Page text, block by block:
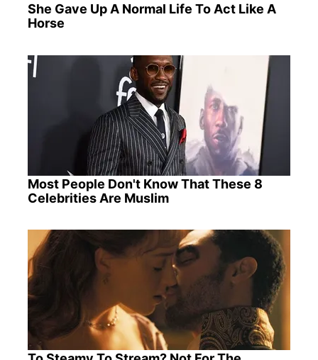
She Gave Up A Normal Life To Act Like A
Horse
Most People Don't Know That These 8
Celebrities Are Muslim